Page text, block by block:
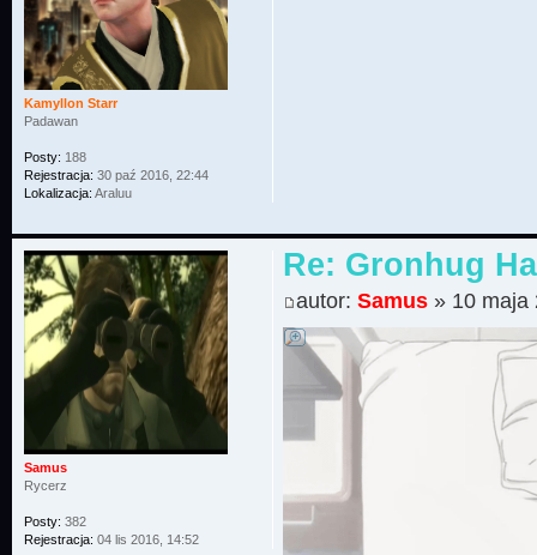
Kamyllon Starr
Padawan
Posty: 188
Rejestracja: 30 paź 2016, 22:44
Lokalizacja: Araluu
Re: Gronhug
autor:Samus » 10 maja
Samus
Rycerz
Posty: 382
Rejestracja: 04 lis 2016, 14:52